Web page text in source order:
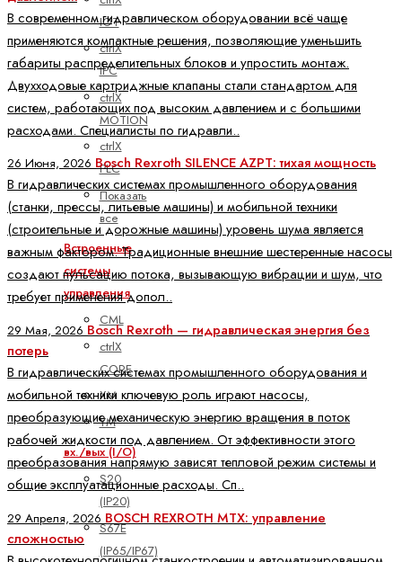
IOT
ctrlX
IPC
ctrlX
MOTION
ctrlX
PLC
Показать
все
Встроенные
системы
управления
CML
ctrlX
CORE
XM
YM
вх./вых (I/O)
S20
(IP20)
S67E
(IP65/IP67)
В современном гидравлическом оборудовании всё чаще
применяются компактные решения, позволяющие уменьшить
габариты распределительных блоков и упростить монтаж.
Двухходовые картриджные клапаны стали стандартом для
систем, работающих под высоким давлением и с большими
расходами. Специалисты по гидравли..
26 Июня, 2026 Bosch Rexroth SILENCE AZPT: тихая мощность
В гидравлических системах промышленного оборудования
(станки, прессы, литьевые машины) и мобильной техники
(строительные и дорожные машины) уровень шума является
важным фактором. Традиционные внешние шестеренные насосы
создают пульсацию потока, вызывающую вибрации и шум, что
требует применения допол..
29 Мая, 2026 Bosch Rexroth — гидравлическая энергия без
потерь
В гидравлических системах промышленного оборудования и
мобильной техники ключевую роль играют насосы,
преобразующие механическую энергию вращения в поток
рабочей жидкости под давлением. От эффективности этого
преобразования напрямую зависят тепловой режим системы и
общие эксплуатационные расходы. Сп..
29 Апреля, 2026 BOSCH REXROTH MTX: управление
сложностью